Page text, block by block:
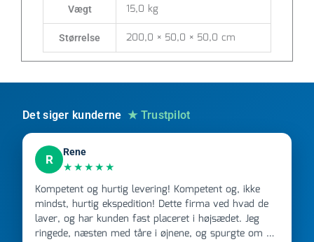
Vægt 15,0 kg
Størrelse 200,0 × 50,0 × 50,0 cm
Det siger kunderne ★ Trustpilot
R
Rene
★★★★★
Kompetent og hurtig levering! Kompetent og, ikke
mindst, hurtig ekspedition! Dette firma ved hvad de
laver, og har kunden fast placeret i højsædet. Jeg
ringede, næsten med tåre i øjnene, og spurgte om de